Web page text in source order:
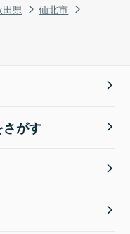
田県
仙北市
がす